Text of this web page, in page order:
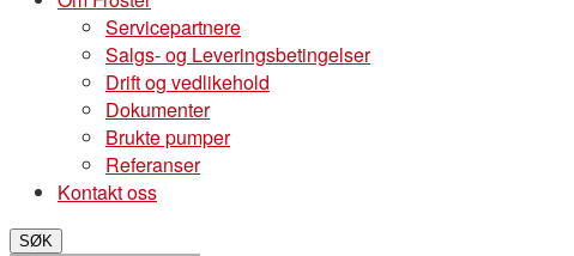
Servicepartnere
Salgs- og Leveringsbetingelser
Drift og vedlikehold
Dokumenter
Brukte pumper
Referanser
Kontakt oss
SØK